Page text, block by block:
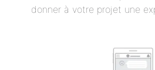
donner à votre projet une